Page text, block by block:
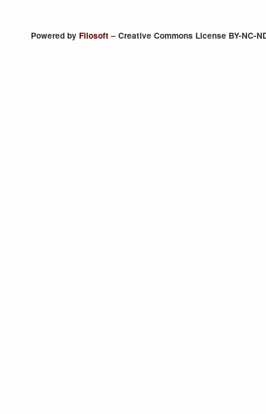
Powered by Filosoft– Creative Commons License BY-NC-